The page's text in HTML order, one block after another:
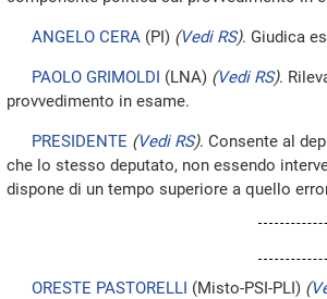
ANGELO CERA (PI) (Vedi RS). Giudica
PAOLO GRIMOLDI (LNA) (Vedi RS).
provvedimento in esame.
PRESIDENTE (Vedi RS). Consente al
che lo stesso deputato, non essendo
dispone di un tempo superiore a quello
ORESTE PASTORELLI (Misto-PSI-PLI) (